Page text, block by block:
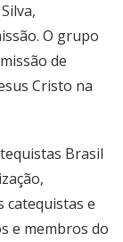
O grupo
de
Cristo na
Brasil
e
e membros do